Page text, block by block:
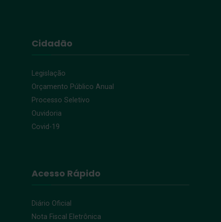
Cidadão
Legislação
Orçamento Público Anual
Processo Seletivo
Ouvidoria
Covid-19
Acesso Rápido
Diário Oficial
Nota Fiscal Eletrônica